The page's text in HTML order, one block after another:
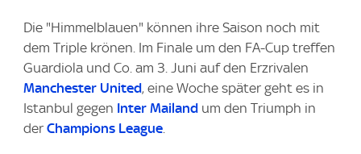
Die "Himmelblauen" können ihre Saison noch mit
dem Triple krönen. Im Finale um den FA-Cup treffen
Guardiola und Co. am 3. Juni auf den Erzrivalen
Manchester United, eine Woche später geht es in
Istanbul gegen Inter Mailand um den Triumph in
der Champions League.